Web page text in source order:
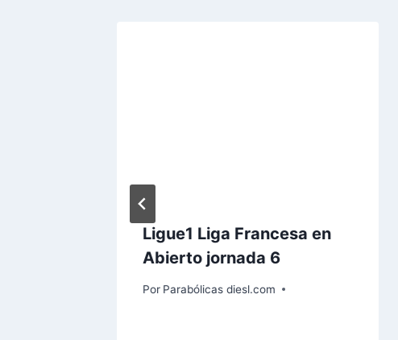
Ligue1 Liga Francesa en
Abierto jornada 6
Por Parabólicas diesl.com